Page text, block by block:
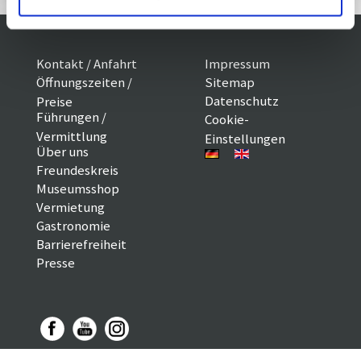
Kontakt / Anfahrt
Öffnungszeiten /
Preise
Führungen /
Vermittlung
Über uns
Freundeskreis
Museumsshop
Vermietung
Gastronomie
Barrierefreiheit
Presse
Impressum
Sitemap
Datenschutz
Cookie-
Einstellungen